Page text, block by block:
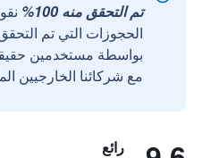
تم التحقق منه 100%
الحجوزات التي تم
مع شركائنا الخارجيين
رائع